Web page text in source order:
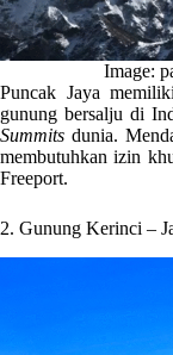
Image:
Puncak Jaya
gunung bersalju di
Summits dunia.
membutuhkan izin
Freeport.
2. Gunung Kerinci –